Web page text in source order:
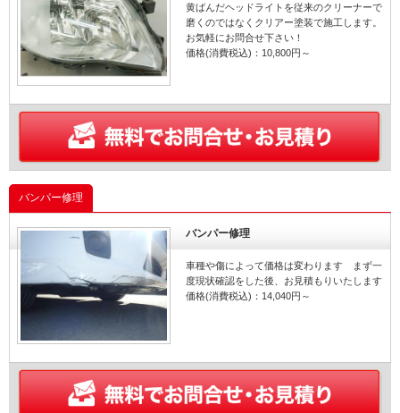
黄ばんだヘッドライトを従来のクリーナーで
磨くのではなくクリアー塗装で施工します。
お気軽にお問合せ下さい！
価格(消費税込)：10,800円～
バンパー修理
バンパー修理
車種や傷によって価格は変わります まず一
度現状確認をした後、お見積もりいたします
価格(消費税込)：14,040円～